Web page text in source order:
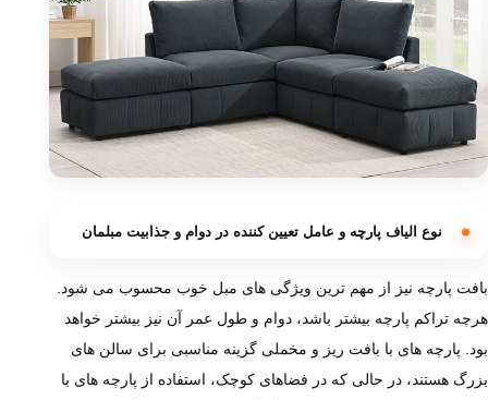
نوع الیاف پارچه و عامل تعیین کننده در دوام و جذابیت مبلمان
بافت پارچه نیز از مهم‌ ترین ویژگی‌ های مبل خوب محسوب می‌ شود.
هرچه تراکم پارچه بیشتر باشد، دوام و طول عمر آن نیز بیشتر خواهد
بود. پارچه‌ های با بافت ریز و مخملی گزینه مناسبی برای سالن ‌های
بزرگ هستند، در حالی که در فضاهای کوچک، استفاده از پارچه‌ های با